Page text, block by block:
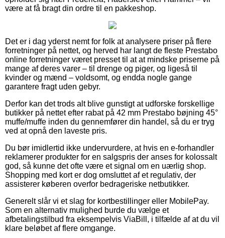
være at få bragt din ordre til en pakkeshop.
Det er i dag yderst nemt for folk at analysere priser på flere
forretninger på nettet, og herved har langt de fleste Prestabo
online forretninger været presset til at at mindske priserne på
mange af deres varer – til drenge og piger, og ligeså til
kvinder og mænd – voldsomt, og endda nogle gange
garantere fragt uden gebyr.
Derfor kan det trods alt blive gunstigt at udforske forskellige
butikker på nettet efter rabat på 42 mm Prestabo bøjning 45°
muffe/muffe inden du gennemfører din handel, så du er tryg
ved at opnå den laveste pris.
Du bør imidlertid ikke undervurdere, at hvis en e-forhandler
reklamerer produkter for en salgspris der anses for kolossalt
god, så kunne det ofte være et signal om en uærlig shop.
Shopping med kort er dog omsluttet af et regulativ, der
assisterer køberen overfor bedrageriske netbutikker.
Generelt slår vi et slag for kortbestillinger eller MobilePay.
Som en alternativ mulighed burde du vælge et
afbetalingstilbud fra eksempelvis ViaBill, i tilfælde af at du vil
klare beløbet af flere omgange.